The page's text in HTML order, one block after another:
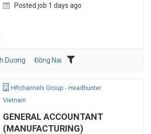
Posted job 1 days ago
Dương
Đồng Nai
HRchannels Group - Headhunter
Vietnam
GENERAL ACCOUNTANT
(MANUFACTURING)